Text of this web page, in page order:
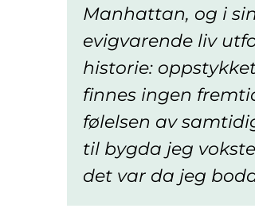
Manhattan, og i
evigvarende liv
historie:
finnes ingen
følelsen av
til bygda jeg
det var da jeg